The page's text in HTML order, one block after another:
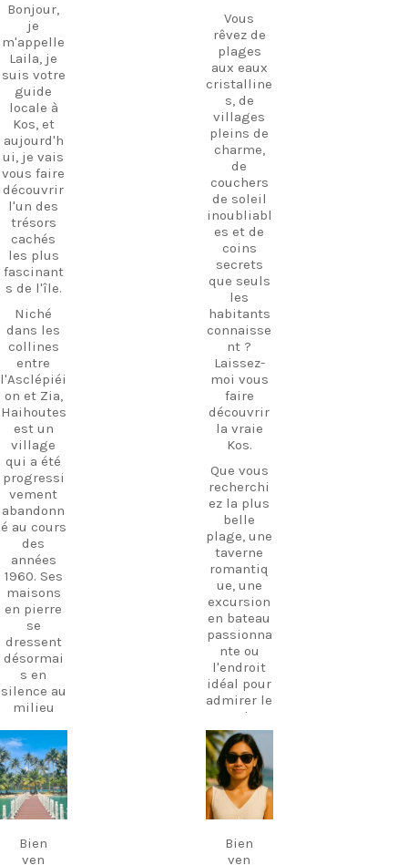
Bonjour,
je
m'appelle
Laila, je
suis votre
guide
locale à
Kos, et
aujourd'h
ui, je vais
vous faire
découvrir
l'un des
trésors
cachés
les plus
fascinant
s de l'île.
Niché
dans les
collines
entre
l'Asclépiéi
on et Zia,
Haihoutes
est un
village
qui a été
progressi
vement
abandonn
é au cours
des
années
1960. Ses
maisons
en pierre
se
dressent
désormai
s en
silence au
milieu
oliviers,
témoigna
nt d'une
époque
révolue.
Ces
dernières
années, le
Vous
rêvez de
plages
aux eaux
cristalline
s, de
villages
pleins de
charme,
de
couchers
de soleil
inoubliabl
es et de
coins
secrets
que seuls
les
habitants
connaisse
nt ?
Laissez-
moi vous
faire
découvrir
la vraie
Kos.
Que vous
recherchi
ez la plus
belle
plage, une
taverne
romantiq
ue, une
excursion
en bateau
passionna
nte ou
l'endroit
idéal pour
admirer le
coucher
de soleil,
je suis là
pour vous
aider à
découvrir
l'île
jamais
carpediem.tr
avel.guide
Déc 7
Bien
ven
carpediem.tr
avel.guide
18
novembre
Bien
ven